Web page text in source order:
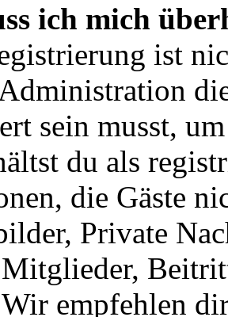
ich mich
ist
sein musst,
du als
die Gäste
Private
Mitglieder,
empfehlen